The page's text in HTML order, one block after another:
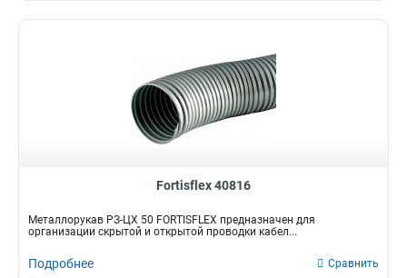
Fortisflex 40816
Металлорукав РЗ-ЦХ 50 FORTISFLEX предназначен для
организации скрытой и открытой проводки кабел...
Подробнее Сравнить